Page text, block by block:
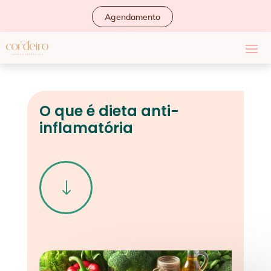
Agendamento
O que é dieta anti-
inflamatória
"